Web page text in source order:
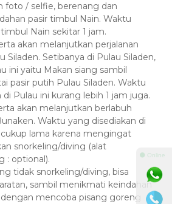
foto / selfie, berenang dan
pasir timbul Nain. Waktu
Nain sekitar 1 jam.
akan melanjutkan perjalanan
Siladen. Setibanya di Pulau Siladen,
ini yaitu Makan siang sambil
pasir putih Pulau Siladen. Waktu
Pulau ini kurang lebih 1 jam juga.
akan melanjutkan berlabuh
Waktu yang disediakan di
lama karena mengingat
snorkeling/diving (alat
: optional).
tidak snorkeling/diving, bisa
sambil menikmati keindahan
mencoba pisang goreng
⚫ Online